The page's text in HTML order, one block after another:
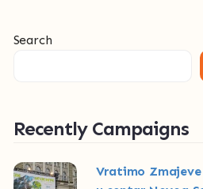
Search
Recently Campaigns
Vratimo